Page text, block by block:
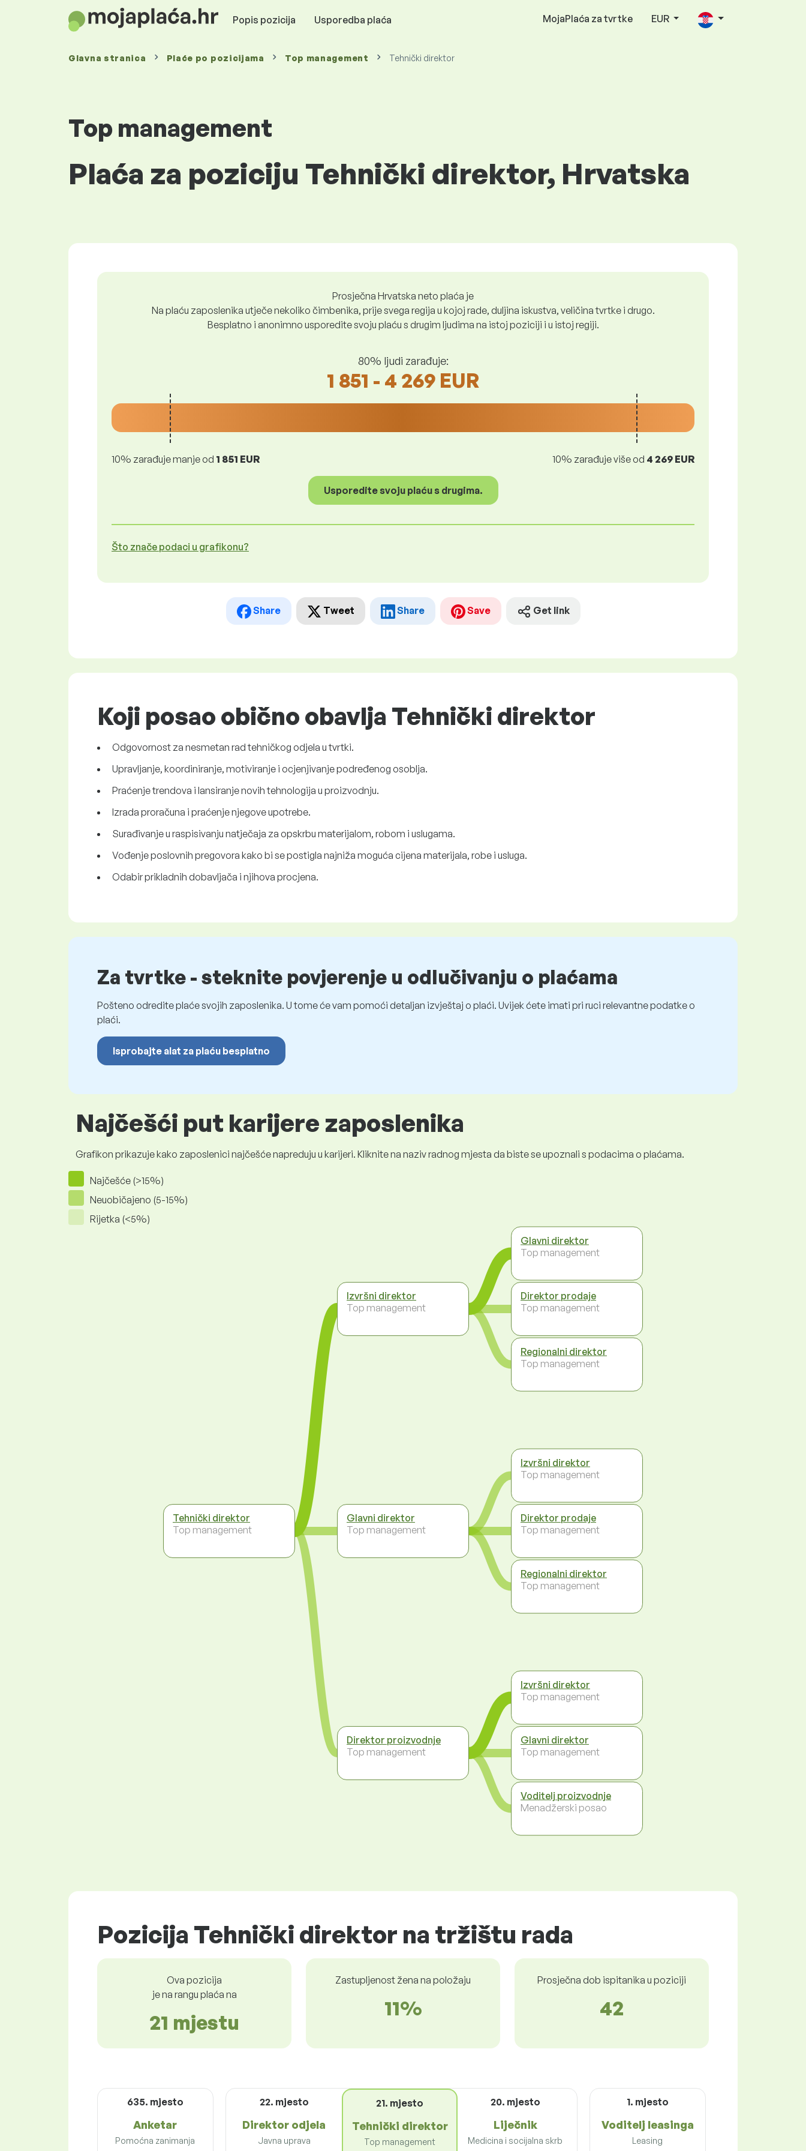
Popis pozicija Usporedba plaća MojaPlaća za tvrtke EUR
Glavna stranica Plaće po pozicijama Top management Tehnički direktor
Top management
Plaća za poziciju Tehnički direktor, Hrvatska
Prosječna Hrvatska neto plaća je
Na plaću zaposlenika utječe nekoliko čimbenika, prije svega regija u kojoj rade, duljina iskustva, veličina tvrtke i drugo.
Besplatno i anonimno usporedite svoju plaću s drugim ljudima na istoj poziciji i u istoj regiji.
80% ljudi zarađuje:
1 851 - 4 269 EUR
10% zarađuje manje od 1 851 EUR 10% zarađuje više od 4 269 EUR
Usporedite svoju plaću s drugima.
Što znače podaci u grafikonu?
Share Tweet Share Save Get link
Koji posao obično obavlja Tehnički direktor
Odgovornost za nesmetan rad tehničkog odjela u tvrtki.
Upravljanje, koordiniranje, motiviranje i ocjenjivanje podređenog osoblja.
Praćenje trendova i lansiranje novih tehnologija u proizvodnju.
Izrada proračuna i praćenje njegove upotrebe.
Surađivanje u raspisivanju natječaja za opskrbu materijalom, robom i uslugama.
Vođenje poslovnih pregovora kako bi se postigla najniža moguća cijena materijala, robe i usluga.
Odabir prikladnih dobavljača i njihova procjena.
Za tvrtke - steknite povjerenje u odlučivanju o plaćama
Pošteno odredite plaće svojih zaposlenika. U tome će vam pomoći detaljan izvještaj o plaći. Uvijek ćete imati pri ruci relevantne podatke o
plaći.
Isprobajte alat za plaću besplatno
Najčešći put karijere zaposlenika
Grafikon prikazuje kako zaposlenici najčešće napreduju u karijeri. Kliknite na naziv radnog mjesta da biste se upoznali s podacima o plaćama.
Najčešće (>15%)
Neuobičajeno (5-15%)
Rijetka (<5%)
Tehnički direktor
Top management
Izvršni direktor
Top management
Glavni direktor
Top management
Direktor proizvodnje
Top management
Glavni direktor
Top management
Direktor prodaje
Top management
Regionalni direktor
Top management
Izvršni direktor
Top management
Direktor prodaje
Top management
Regionalni direktor
Top management
Izvršni direktor
Top management
Glavni direktor
Top management
Voditelj proizvodnje
Menadžerski posao
Pozicija Tehnički direktor na tržištu rada
Ova pozicija
je na rangu plaća na
21 mjestu
Zastupljenost žena na položaju
11%
Prosječna dob ispitanika u poziciji
42
635. mjesto
Anketar
Pomoćna zanimanja
22. mjesto
Direktor odjela
Javna uprava
21. mjesto
Tehnički direktor
Top management
20. mjesto
Liječnik
Medicina i socijalna skrb
1. mjesto
Voditelj leasinga
Leasing